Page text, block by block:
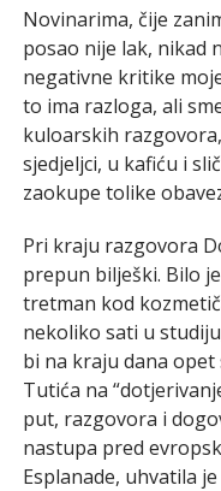
Novinarima, čije
posao nije lak, nikad
negativne kritike
to ima razloga, ali
kuloarskih
sjedjeljci, u kafiću i
zaokupe tolike
Pri kraju razgovora
prepun bilješki. Bilo
tretman kod
nekoliko sati u
bi na kraju dana
Tutića na
put, razgovora i
nastupa pred
Esplanade, uhvatila